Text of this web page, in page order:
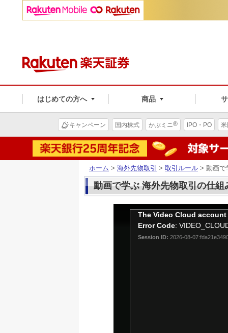
はじめての方へ 商品
キャンペーン 国内株式 かぶミニ® IPO・PO
ホーム > 海外先物取引 > 取引ルール > 動画で
動画で学ぶ 海外先物取引の仕組
The Video Cloud
Error Code:
Session ID: 2026-08-